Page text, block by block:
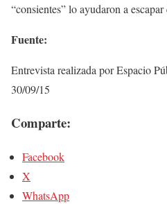
“consientes” lo ayudaron a
Fuente:
Entrevista realizada por Espacio
30/09/15
Comparte:
Facebook
X
WhatsApp